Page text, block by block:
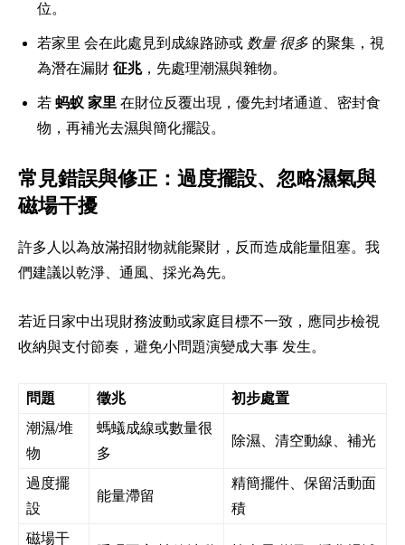
位。
若家里 会在此處見到成線路跡或 数量 很多 的聚集，視
為潛在漏財 征兆，先處理潮濕與雜物。
若 蚂蚁 家里 在財位反覆出現，優先封堵通道、密封食
物，再補光去濕與簡化擺設。
常見錯誤與修正：過度擺設、忽略濕氣與
磁場干擾
許多人以為放滿招財物就能聚財，反而造成能量阻塞。我
們建議以乾淨、通風、採光為先。
若近日家中出現財務波動或家庭目標不一致，應同步檢視
收納與支付節奏，避免小問題演變成大事 发生。
問題 徵兆
初步處置
潮濕/堆
物
螞蟻成線或數量很
多
除濕、清空動線、補光
過度擺
設
能量滯留
精簡擺件、保留活動面
積
磁場干